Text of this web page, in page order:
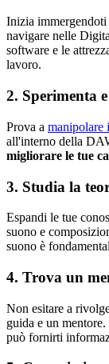
Inizia
navigare nelle
software e le
lavoro.
2. Sperimenta
Prova a manipolare
all'interno della
migliorare le tue
3. Studia la
Espandi le tue
suono e
suono è
4. Trova un
Non esitare a
guida e un
può fornirti